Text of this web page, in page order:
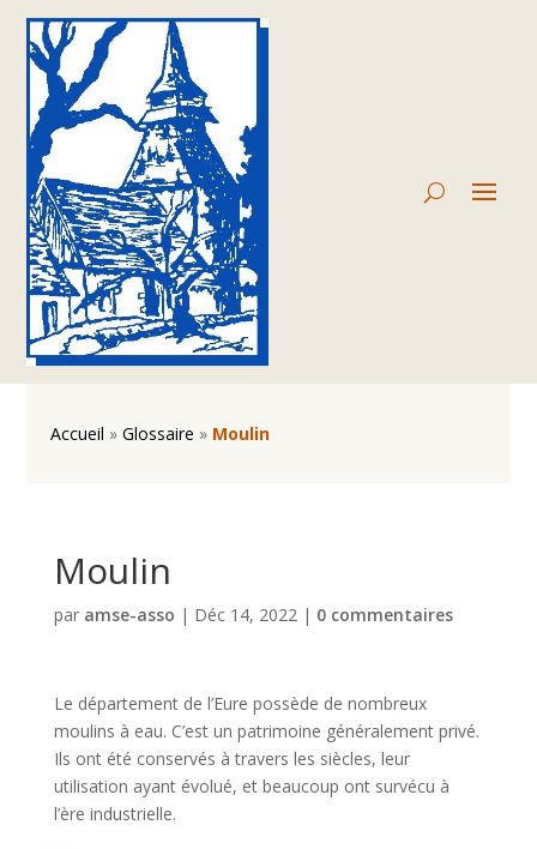
Accueil »Glossaire » Moulin
Moulin
par amse-asso | Déc 14, 2022| 0 commentaires
Le département de l’Eure possède de nombreux
moulins à eau. C’est un patrimoine généralement privé.
Ils ont été conservés à travers les siècles, leur
utilisation ayant évolué, et beaucoup ont survécu à
l’ère industrielle.